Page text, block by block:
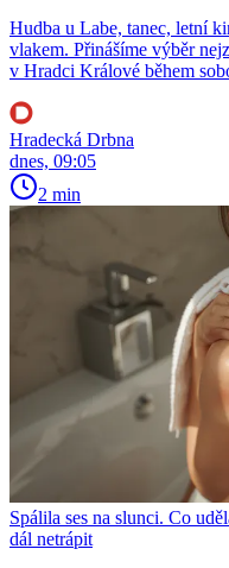
Hudba u Labe, tanec, letní
vlakem. Přinášíme výběr
v Hradci Králové během
Hradecká Drbna
dnes, 09:05
2 min
Spálila ses na slunci. Co
dál netrápit